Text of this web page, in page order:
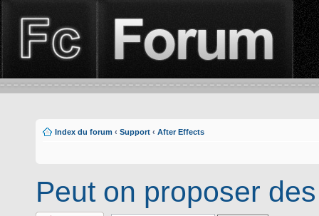
Index du forum ‹ Support ‹ After Effects
Peut on proposer